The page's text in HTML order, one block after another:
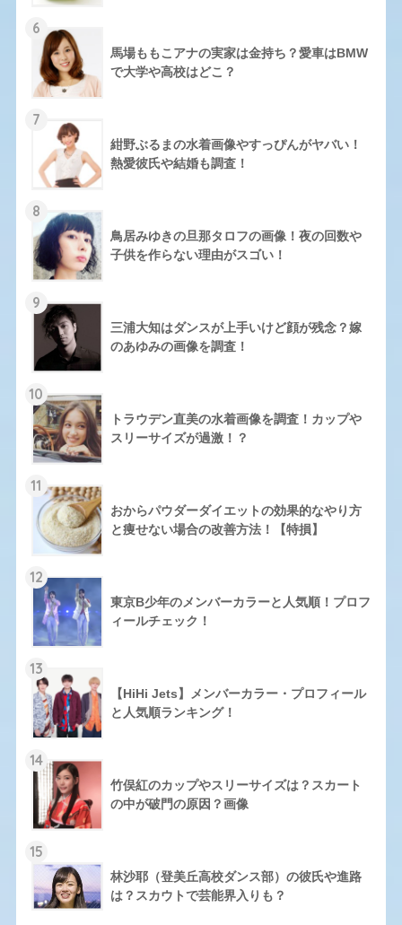
6
馬場ももこアナの実家は金持ち？愛車はBMW
で大学や高校はどこ？
7
紺野ぶるまの水着画像やすっぴんがヤバい！
熱愛彼氏や結婚も調査！
8
鳥居みゆきの旦那タロフの画像！夜の回数や
子供を作らない理由がスゴい！
9
三浦大知はダンスが上手いけど顔が残念？嫁
のあゆみの画像を調査！
10
トラウデン直美の水着画像を調査！カップや
スリーサイズが過激！？
11
おからパウダーダイエットの効果的なやり方
と痩せない場合の改善方法！【特損】
12
東京B少年のメンバーカラーと人気順！プロフ
ィールチェック！
13
【HiHi Jets】メンバーカラー・プロフィール
と人気順ランキング！
14
竹俣紅のカップやスリーサイズは？スカート
の中が破門の原因？画像
15
林沙耶（登美丘高校ダンス部）の彼氏や進路
は？スカウトで芸能界入りも？